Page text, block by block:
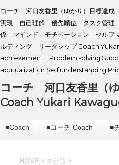
コーチ 河口友香里（ゆかり）目標達
実現 自己理解 優先順位 タスク管理
係 マインド モチベーション セルフ
ルディング リーダシップ Coach
achievement Problem solving
acutualization Self understanding
コーチ 河口友香里（ゆ
Coach Yukari
■Coach ■コーチ Coach ■
HOME > 未分類 >